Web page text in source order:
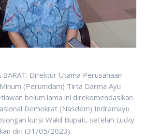
BARAT: Direktur Utama Perusahaan
(Perumdam) Tirta Darma Ayu
belum lama ini direkomendasikan
Demokrat (Nasdem) Indramayu
kursi Wakil Bupati, setelah Lucky
diri (31/05/2023).